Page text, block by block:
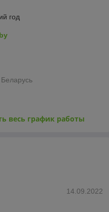
год
весь график работы
14.09.2022